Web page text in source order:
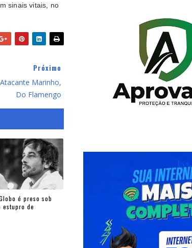
sinais vitais, no
Próximo
Marinho,
Do Flamengo
é preso sob
estupro de